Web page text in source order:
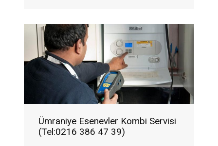
Ümraniye Esenevler Kombi Servisi
(Tel:0216 386 47 39)